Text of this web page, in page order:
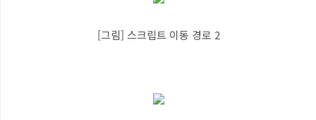
[그림] 스크립트 이동 경로 2